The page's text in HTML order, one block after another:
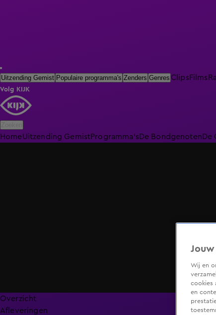
Uitzending Gemist Populaire programma's Zenders Genres ClipsFilms
Volg KIJK
HomeUitzending GemistProgramma'sDe BondgenotenDe
Overzicht
Afleveringen
Wij en
cookies
en